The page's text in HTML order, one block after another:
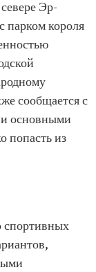
Эр-
парком короля
сообщается с
основными
попасть из
спортивных